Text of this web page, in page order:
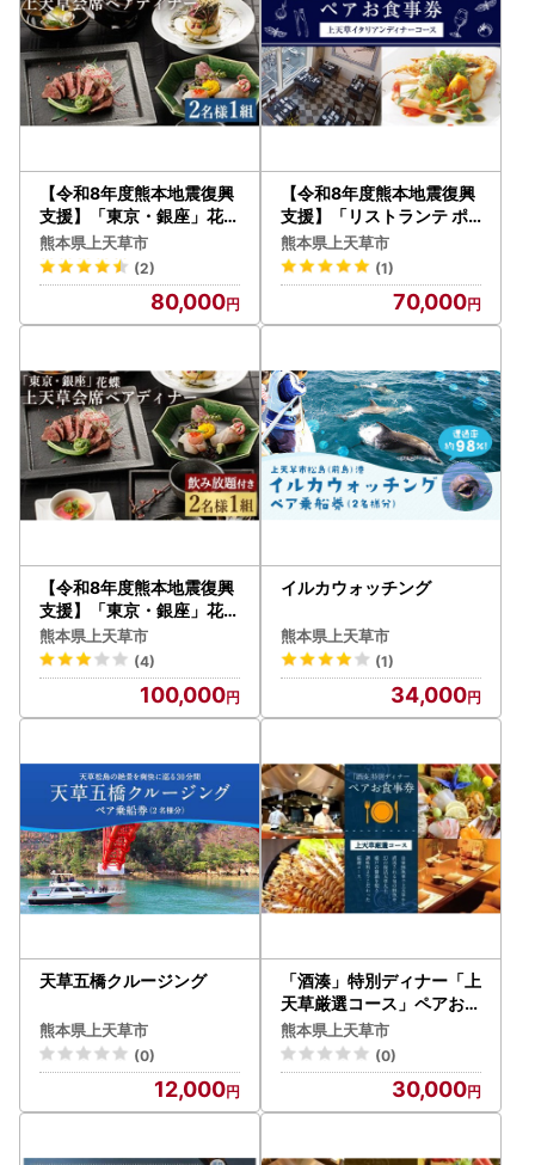
【令和8年度熊本地震復興
支援】「東京・銀座」花蝶
特別ディナー「上天草会席
ペア」コースお食事券(2
名様1組)
熊本県上天草市
(2)
80,000
【令和8年度熊本地震復興
支援】「リストランテ ポ
ルトファーロ」 特別プレ
ミアディナー 「上天草イ
タリアンディナーコース」
ペアお食事券 (2名1組)
熊本県上天草市
(1)
70,000
【令和8年度熊本地震復興
支援】「東京・銀座」花蝶
特別ディナー 飲み放題付
き「上天草会席ペア」コー
スお食事券(2名様1組)
熊本県上天草市
(4)
100,000
イルカウォッチング
熊本県上天草市
(1)
34,000
天草五橋クルージング
熊本県上天草市
(0)
12,000
「酒湊」特別ディナー「上
天草厳選コース」ペアお食
事券(2名1組)
熊本県上天草市
(0)
30,000